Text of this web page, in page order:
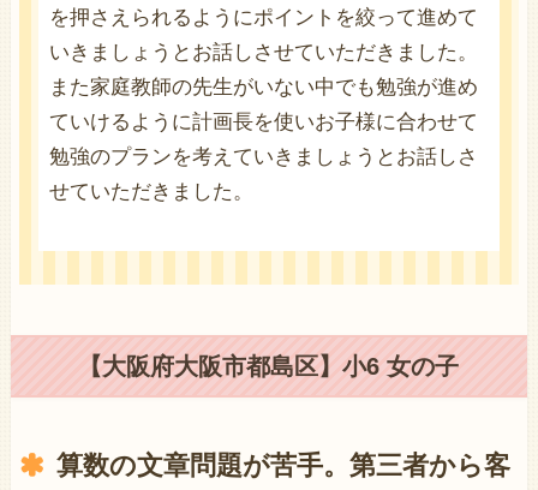
を押さえられるようにポイントを絞って進めて
いきましょうとお話しさせていただきました。
また家庭教師の先生がいない中でも勉強が進め
ていけるように計画長を使いお子様に合わせて
勉強のプランを考えていきましょうとお話しさ
せていただきました。
【大阪府大阪市都島区】小6 女の子
算数の文章問題が苦手。第三者から客